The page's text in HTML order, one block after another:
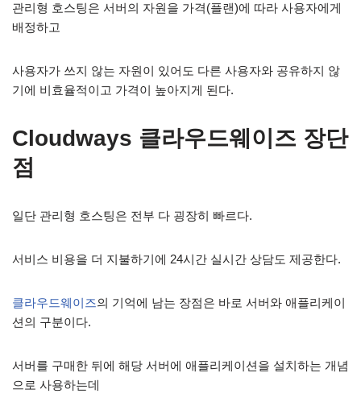
관리형 호스팅은 서버의 자원을 가격(플랜)에 따라 사용자에게
배정하고
사용자가 쓰지 않는 자원이 있어도 다른 사용자와 공유하지 않
기에 비효율적이고 가격이 높아지게 된다.
Cloudways 클라우드웨이즈 장단
점
일단 관리형 호스팅은 전부 다 굉장히 빠르다.
서비스 비용을 더 지불하기에 24시간 실시간 상담도 제공한다.
클라우드웨이즈의 기억에 남는 장점은 바로 서버와 애플리케이
션의 구분이다.
서버를 구매한 뒤에 해당 서버에 애플리케이션을 설치하는 개념
으로 사용하는데